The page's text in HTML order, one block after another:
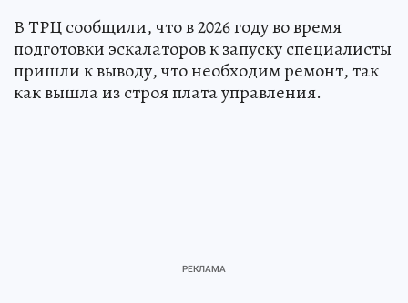
В ТРЦ сообщили, что в 2026 году во время
подготовки эскалаторов к запуску специалисты
пришли к выводу, что необходим ремонт, так
как вышла из строя плата управления.